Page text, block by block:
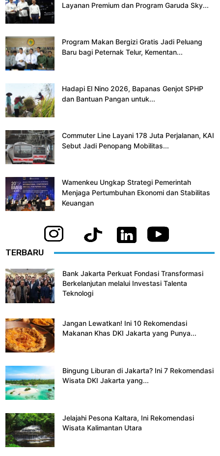
Layanan Premium dan Program Garuda Sky...
Program Makan Bergizi Gratis Jadi Peluang
Baru bagi Peternak Telur, Kementan...
Hadapi El Nino 2026, Bapanas Genjot SPHP
dan Bantuan Pangan untuk...
Commuter Line Layani 178 Juta Perjalanan, KAI
Sebut Jadi Penopang Mobilitas...
Wamenkeu Ungkap Strategi Pemerintah
Menjaga Pertumbuhan Ekonomi dan Stabilitas
Keuangan
TERBARU
Bank Jakarta Perkuat Fondasi Transformasi
Berkelanjutan melalui Investasi Talenta
Teknologi
Jangan Lewatkan! Ini 10 Rekomendasi
Makanan Khas DKI Jakarta yang Punya...
Bingung Liburan di Jakarta? Ini 7 Rekomendasi
Wisata DKI Jakarta yang...
Jelajahi Pesona Kaltara, Ini Rekomendasi
Wisata Kalimantan Utara